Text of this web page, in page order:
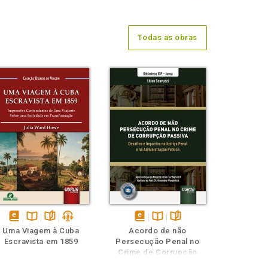
Todas as obras
disponível
em
Disponível
na
páginaspodcast
Uma Viagem à Cuba
Escravista em 1859
disponível
em
eBook
Disponível
na
B.V.
páginas
Acordo de não
Persecução Penal no
Crime de Corrupção